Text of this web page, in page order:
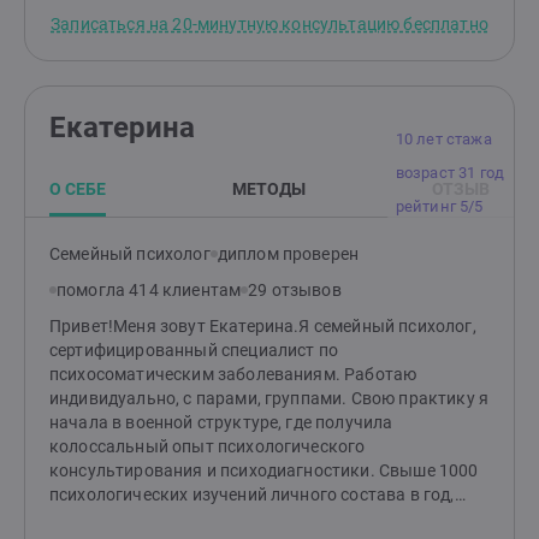
поддержка, понимание, принятие, осознание.
Записаться на 20-минутную консультацию бесплатно
10 лет стажа
возраст 31 год
рейтинг 5/5
Екатерина
О СЕБЕ МЕТОДЫ
Семейный психолог диплом проверен
помогла 414 клиентам 29 отзывов
Привет!Меня зовут Екатерина.Я семейный психолог,
сертифицированный специалист по
психосоматическим заболеваниям. Работаю
индивидуально, с парами, группами. Свою практику я
начала в военной структуре, где получила
колоссальный опыт психологического
консультирования и психодиагностики. Свыше 1000
психологических изучений личного состава в год,